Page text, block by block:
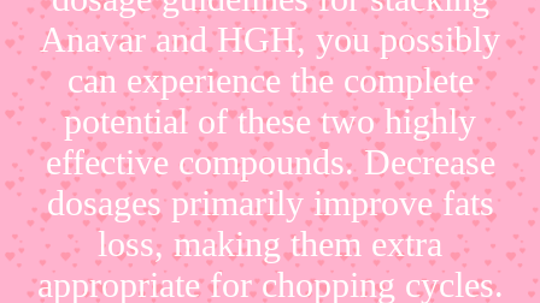
Anavar and HGH, you possibly
can experience the complete
potential of these two highly
effective compounds. Decrease
dosages primarily improve fats
loss, making them extra
appropriate for chopping cycles.